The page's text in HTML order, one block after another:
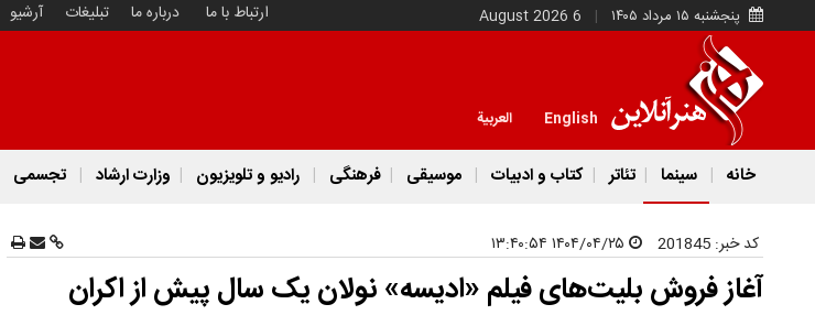
پنجشنبه ۱۵ مرداد ۱۴۰۵ 6 August 2026 ارتباط با ما درباره ما تبلیغات آرشیو
English العربية
خانه سینما تئاتر کتاب و ادبیات موسیقی فرهنگی رادیو و تلویزیون وزارت ارشاد تجسمی
کد خبر: 201845
آغاز فروش بلیت‌های فیلم «ادیسه» نولان یک سال پیش از اکران